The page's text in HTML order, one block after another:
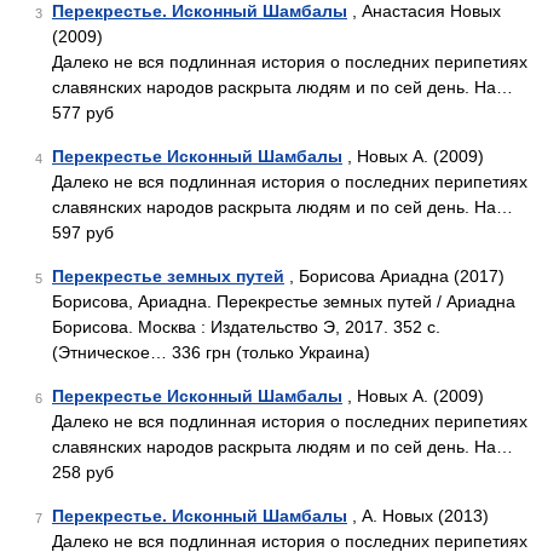
3 Перекрестье. Исконный Шамбалы , Анастасия Новых
(2009)
Далеко не вся подлинная история о последних перипетиях
славянских народов раскрыта людям и по сей день. На…
577 руб
4 Перекрестье Исконный Шамбалы , Новых А. (2009)
Далеко не вся подлинная история о последних перипетиях
славянских народов раскрыта людям и по сей день. На…
597 руб
5 Перекрестье земных путей , Борисова Ариадна (2017)
Борисова, Ариадна. Перекрестье земных путей / Ариадна
Борисова. Москва : Издательство Э, 2017. 352 с.
(Этническое… 336 грн (только Украина)
6 Перекрестье Исконный Шамбалы , Новых А. (2009)
Далеко не вся подлинная история о последних перипетиях
славянских народов раскрыта людям и по сей день. На…
258 руб
7 Перекрестье. Исконный Шамбалы , А. Новых (2013)
Далеко не вся подлинная история о последних перипетиях